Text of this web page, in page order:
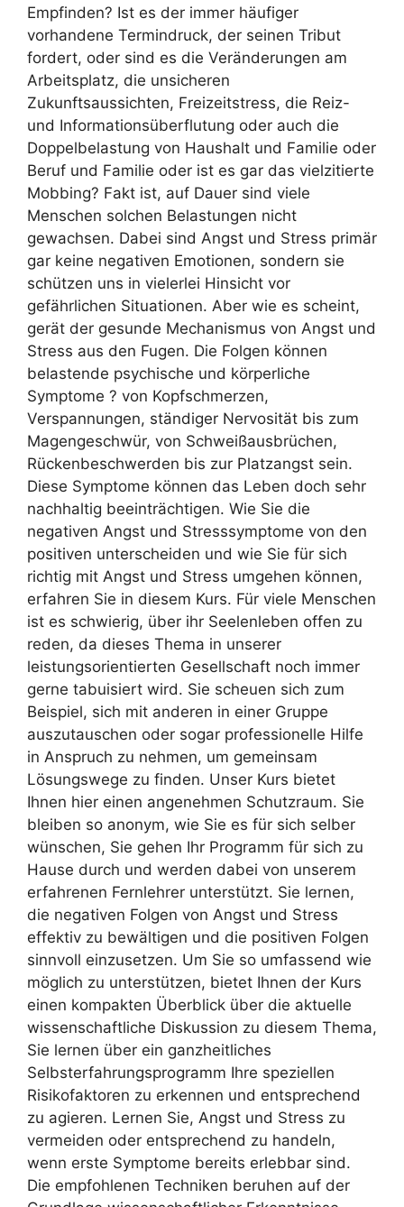
Empfinden? Ist es der immer häufiger
vorhandene Termindruck, der seinen Tribut
fordert, oder sind es die Veränderungen am
Arbeitsplatz, die unsicheren
Zukunftsaussichten, Freizeitstress, die Reiz-
und Informationsüberflutung oder auch die
Doppelbelastung von Haushalt und Familie oder
Beruf und Familie oder ist es gar das vielzitierte
Mobbing? Fakt ist, auf Dauer sind viele
Menschen solchen Belastungen nicht
gewachsen. Dabei sind Angst und Stress primär
gar keine negativen Emotionen, sondern sie
schützen uns in vielerlei Hinsicht vor
gefährlichen Situationen. Aber wie es scheint,
gerät der gesunde Mechanismus von Angst und
Stress aus den Fugen. Die Folgen können
belastende psychische und körperliche
Symptome ? von Kopfschmerzen,
Verspannungen, ständiger Nervosität bis zum
Magengeschwür, von Schweißausbrüchen,
Rückenbeschwerden bis zur Platzangst sein.
Diese Symptome können das Leben doch sehr
nachhaltig beeinträchtigen. Wie Sie die
negativen Angst und Stresssymptome von den
positiven unterscheiden und wie Sie für sich
richtig mit Angst und Stress umgehen können,
erfahren Sie in diesem Kurs. Für viele Menschen
ist es schwierig, über ihr Seelenleben offen zu
reden, da dieses Thema in unserer
leistungsorientierten Gesellschaft noch immer
gerne tabuisiert wird. Sie scheuen sich zum
Beispiel, sich mit anderen in einer Gruppe
auszutauschen oder sogar professionelle Hilfe
in Anspruch zu nehmen, um gemeinsam
Lösungswege zu finden. Unser Kurs bietet
Ihnen hier einen angenehmen Schutzraum. Sie
bleiben so anonym, wie Sie es für sich selber
wünschen, Sie gehen Ihr Programm für sich zu
Hause durch und werden dabei von unserem
erfahrenen Fernlehrer unterstützt. Sie lernen,
die negativen Folgen von Angst und Stress
effektiv zu bewältigen und die positiven Folgen
sinnvoll einzusetzen. Um Sie so umfassend wie
möglich zu unterstützen, bietet Ihnen der Kurs
einen kompakten Überblick über die aktuelle
wissenschaftliche Diskussion zu diesem Thema,
Sie lernen über ein ganzheitliches
Selbsterfahrungsprogramm Ihre speziellen
Risikofaktoren zu erkennen und entsprechend
zu agieren. Lernen Sie, Angst und Stress zu
vermeiden oder entsprechend zu handeln,
wenn erste Symptome bereits erlebbar sind.
Die empfohlenen Techniken beruhen auf der